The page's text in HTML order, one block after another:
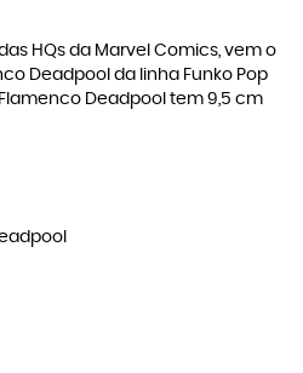
HQs da Marvel Comics, vem o
Deadpool da linha Funko Pop
Deadpool tem 9,5 cm